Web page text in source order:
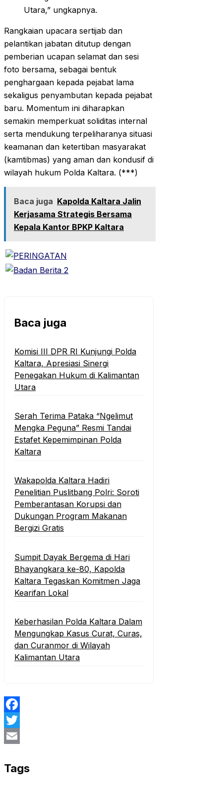
Utara,” ungkapnya.
Rangkaian upacara sertijab dan
pelantikan jabatan ditutup dengan
pemberian ucapan selamat dan sesi
foto bersama, sebagai bentuk
penghargaan kepada pejabat lama
sekaligus penyambutan kepada pejabat
baru. Momentum ini diharapkan
semakin memperkuat soliditas internal
serta mendukung terpeliharanya situasi
keamanan dan ketertiban masyarakat
(kamtibmas) yang aman dan kondusif di
wilayah hukum Polda Kaltara. (***)
Baca juga Kapolda Kaltara Jalin
Kerjasama Strategis Bersama
Kepala Kantor BPKP Kaltara
Baca juga
Komisi III DPR RI Kunjungi Polda
Kaltara, Apresiasi Sinergi
Penegakan Hukum di Kalimantan
Utara
Serah Terima Pataka “Ngelimut
Mengka Peguna” Resmi Tandai
Estafet Kepemimpinan Polda
Kaltara
Wakapolda Kaltara Hadiri
Penelitian Puslitbang Polri: Soroti
Pemberantasan Korupsi dan
Dukungan Program Makanan
Bergizi Gratis
Sumpit Dayak Bergema di Hari
Bhayangkara ke-80, Kapolda
Kaltara Tegaskan Komitmen Jaga
Kearifan Lokal
Keberhasilan Polda Kaltara Dalam
Mengungkap Kasus Curat, Curas,
dan Curanmor di Wilayah
Kalimantan Utara
Facebook
Twitter
Tags